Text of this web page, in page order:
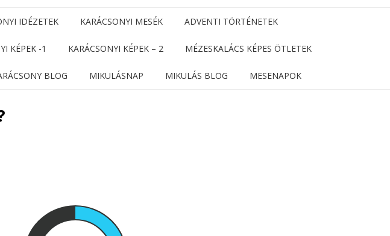
IDÉZETEK KARÁCSONYI MESÉK ADVENTI TÖRTÉNETEK
KÉPEK -1 KARÁCSONYI KÉPEK – 2 MÉZESKALÁCS KÉPES ÖTLETEK
BLOG MIKULÁSNAP MIKULÁS BLOG MESENAPOK